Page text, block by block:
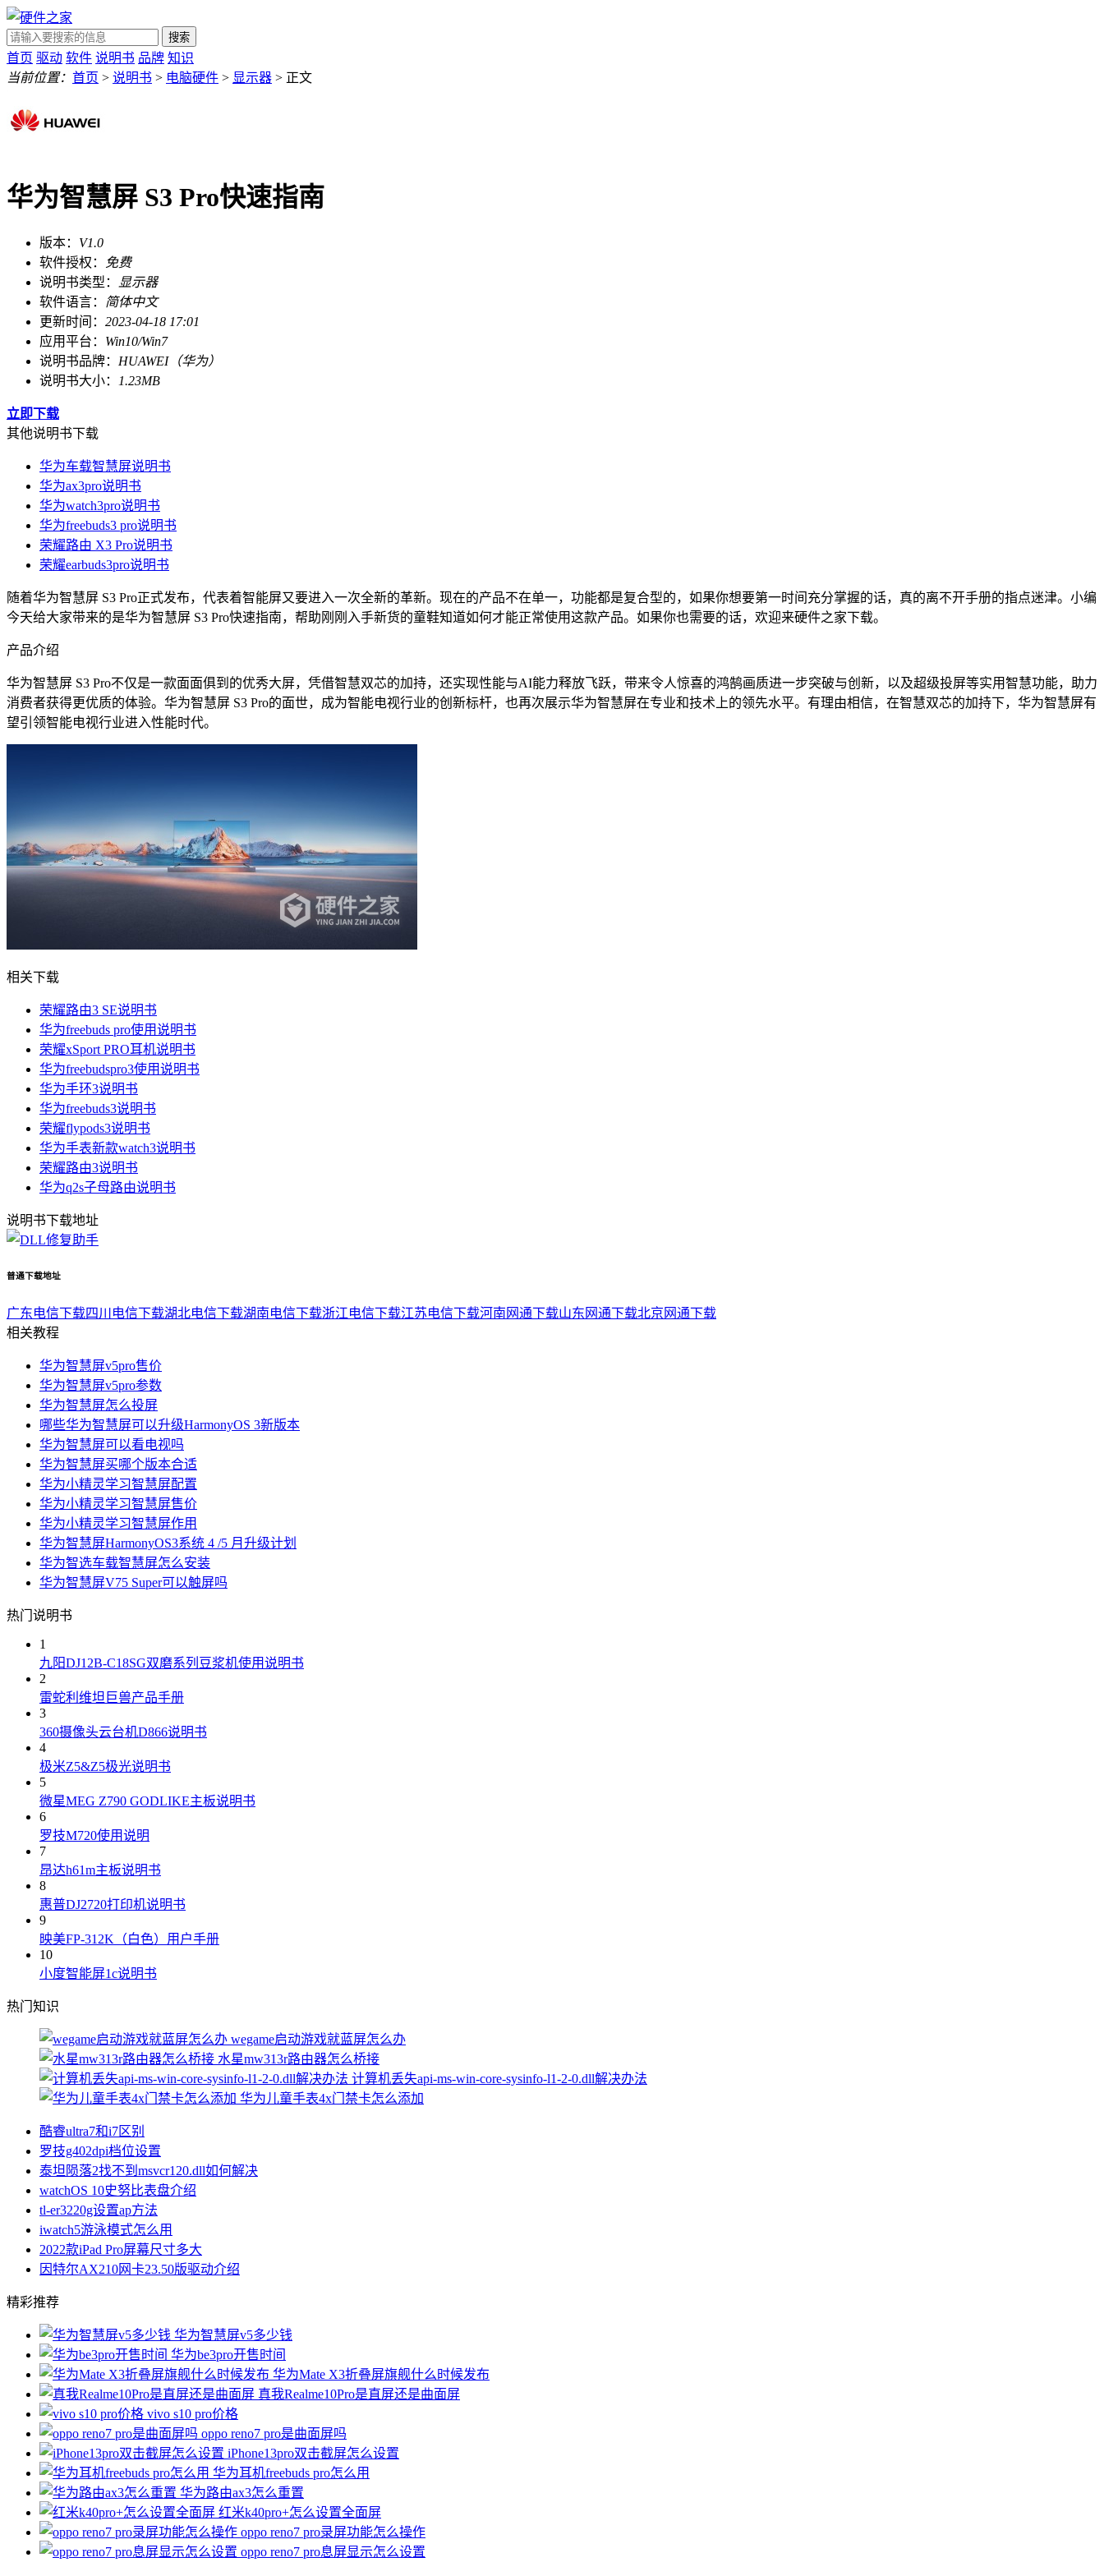
搜索
首页 驱动 软件 说明书 品牌 知识
当前位置： 首页 > 说明书 > 电脑硬件 > 显示器 > 正文
华为智慧屏 S3 Pro快速指南
版本： V1.0
软件授权：
免费
说明书类型：
显示器
软件语言：
简体中文
更新时间： 2023-04-18 17:01
应用平台： Win10/Win7
说明书品牌： HUAWEI（华为）
说明书大小：
1.23MB
立即下载
其他说明书下载
华为车载智慧屏说明书
华为ax3pro说明书
华为watch3pro说明书
华为freebuds3 pro说明书
荣耀路由 X3 Pro说明书
荣耀earbuds3pro说明书
随着华为智慧屏 S3 Pro正式发布，代表着智能屏又要进入一次全新的革新。现在的产品不在单一，功能都是复合型的，如果你想要第一时间充分掌握的话，真的离不开手册的指点迷津。小编
今天给大家带来的是华为智慧屏 S3 Pro快速指南，帮助刚刚入手新货的童鞋知道如何才能正常使用这款产品。如果你也需要的话，欢迎来硬件之家下载。
产品介绍
华为智慧屏 S3 Pro不仅是一款面面俱到的优秀大屏，凭借智慧双芯的加持，还实现性能与AI能力释放飞跃，带来令人惊喜的鸿鹄画质进一步突破与创新，以及超级投屏等实用智慧功能，助力
消费者获得更优质的体验。华为智慧屏 S3 Pro的面世，成为智能电视行业的创新标杆，也再次展示华为智慧屏在专业和技术上的领先水平。有理由相信，在智慧双芯的加持下，华为智慧屏有
望引领智能电视行业进入性能时代。
相关下载
荣耀路由3 SE说明书
华为freebuds pro使用说明书
荣耀xSport PRO耳机说明书
华为freebudspro3使用说明书
华为手环3说明书
华为freebuds3说明书
荣耀flypods3说明书
华为手表新款watch3说明书
荣耀路由3说明书
华为q2s子母路由说明书
说明书下载地址
普通下载地址
广东电信下载四川电信下载湖北电信下载湖南电信下载浙江电信下载江苏电信下载河南网通下载山东网通下载北京网通下载
相关教程
华为智慧屏v5pro售价
华为智慧屏v5pro参数
华为智慧屏怎么投屏
哪些华为智慧屏可以升级HarmonyOS 3新版本
华为智慧屏可以看电视吗
华为智慧屏买哪个版本合适
华为小精灵学习智慧屏配置
华为小精灵学习智慧屏售价
华为小精灵学习智慧屏作用
华为智慧屏HarmonyOS3系统 4 /5 月升级计划
华为智选车载智慧屏怎么安装
华为智慧屏V75 Super可以触屏吗
热门说明书
1
九阳DJ12B-C18SG双磨系列豆浆机使用说明书
2
雷蛇利维坦巨兽产品手册
3
360摄像头云台机D866说明书
4
极米Z5&Z5极光说明书
5
微星MEG Z790 GODLIKE主板说明书
6
罗技M720使用说明
7
昂达h61m主板说明书
8
惠普DJ2720打印机说明书
9
映美FP-312K（白色）用户手册
10
小度智能屏1c说明书
热门知识
wegame启动游戏就蓝屏怎么办
水星mw313r路由器怎么桥接
计算机丢失api-ms-win-core-sysinfo-l1-2-0.dll解决办法
华为儿童手表4x门禁卡怎么添加
酷睿ultra7和i7区别
罗技g402dpi档位设置
泰坦陨落2找不到msvcr120.dll如何解决
watchOS 10史努比表盘介绍
tl-er3220g设置ap方法
iwatch5游泳模式怎么用
2022款iPad Pro屏幕尺寸多大
因特尔AX210网卡23.50版驱动介绍
精彩推荐
华为智慧屏v5多少钱
华为be3pro开售时间
华为Mate X3折叠屏旗舰什么时候发布
真我Realme10Pro是直屏还是曲面屏
vivo s10 pro价格
oppo reno7 pro是曲面屏吗
iPhone13pro双击截屏怎么设置
华为耳机freebuds pro怎么用
华为路由ax3怎么重置
红米k40pro+怎么设置全面屏
oppo reno7 pro录屏功能怎么操作
oppo reno7 pro息屏显示怎么设置